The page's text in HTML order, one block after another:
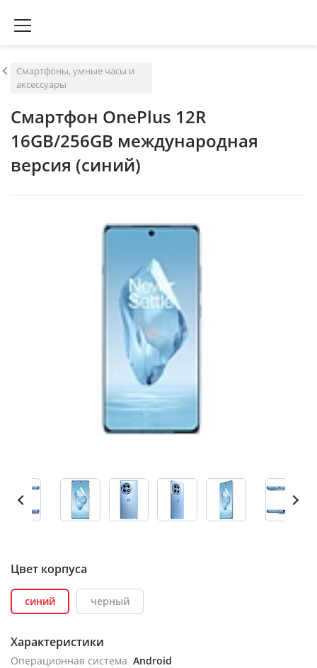
Смартфоны, умные часы и
аксессуары
Смартфон OnePlus 12R
16GB/256GB международная
версия (синий)
Цвет корпуса
синий черный
Характеристики
Операционная система Android